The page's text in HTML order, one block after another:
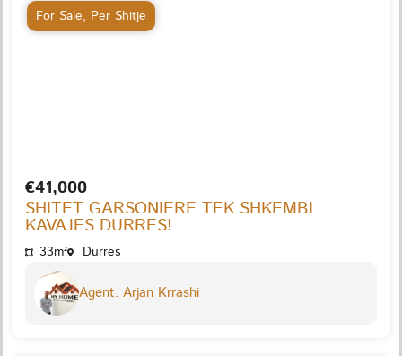
For Sale, Per Shitje
€41,000
SHITET GARSONIERE TEK SHKEMBI
KAVAJES DURRES!
33m² Durres
Agent: Arjan Krrashi